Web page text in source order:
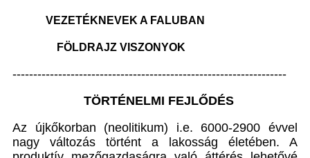
VEZETÉKNEVEK A FALUBAN
FÖLDRAJZ VISZONYOK
------------------------------------------------------------------
TÖRTÉNELMI FEJLŐDÉS
Az újkőkorban (neolitikum) i.e. 6000-2900 évvel
nagy változás történt a lakosság életében. A